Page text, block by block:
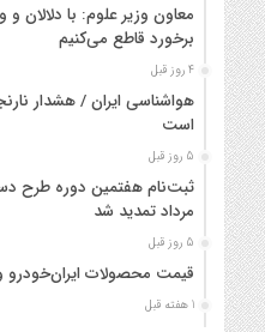
معاون وزیر علوم: با
برخورد قاطع می‌کنیم
4 روز قبل
هواشناسی ایران / هشدار
است
5 روز قبل
مرداد تمدید شد
5 روز قبل
قیمت محصولات ایران‌خودرو و سایپا
1 هفته قبل